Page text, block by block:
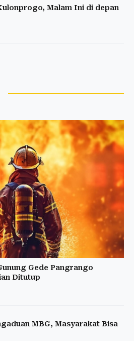
Malam Ini di depan
Gede Pangrango
Ditutup
MBG, Masyarakat Bisa